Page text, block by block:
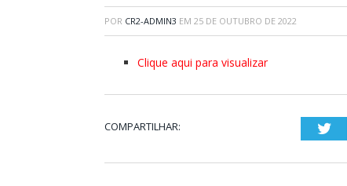
POR CR2-ADMIN3 EM 25 DE OUTUBRO DE 2022
Clique aqui para visualizar
COMPARTILHAR: